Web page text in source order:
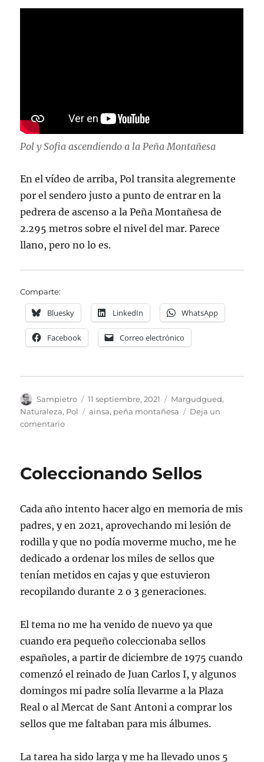
Pol y Sofia ascendiendo a la Peña Montañesa
En el vídeo de arriba, Pol transita alegremente
por el sendero justo a punto de entrar en la
pedrera de ascenso a la Peña Montañesa de
2.295 metros sobre el nivel del mar. Parece
llano, pero no lo es.
Comparte:
Bluesky LinkedIn WhatsApp
Facebook Correo electrónico
Autor
Sampietro
Publicado
el
11 septiembre, 2021 Categorías
Margudgued,
Naturaleza, Pol Etiquetas
ainsa, peña montañesa
Deja un
comentarioen
con
Sofia
Coleccionando Sellos
Cada año intento hacer algo en memoria de mis
padres, y en 2021, aprovechando mi lesión de
rodilla y que no podía moverme mucho, me he
dedicado a ordenar los miles de sellos que
tenían metidos en cajas y que estuvieron
recopilando durante 2 o 3 generaciones.
El tema no me ha venido de nuevo ya que
cuando era pequeño coleccionaba sellos
españoles, a partir de diciembre de 1975 cuando
comenzó el reinado de Juan Carlos I, y algunos
domingos mi padre solía llevarme a la Plaza
Real o al Mercat de Sant Antoni a comprar los
sellos que me faltaban para mis álbumes.
La tarea ha sido larga y me ha llevado unos 5